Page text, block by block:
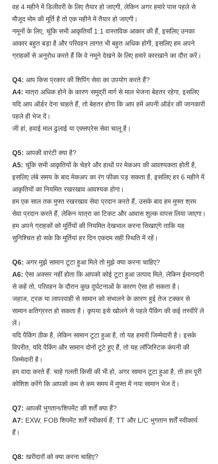
वह 4 महीने में डिलीवरी के लिए तैयार हो जाएगी, लेकिन अगर हमारे पास पहले से
मौजूद मोम की मूर्ति है तो एक महीने में तैयार हो जाएगी।
नमूनों के लिए, चूंकि सभी आकृतियाँ 1:1 वास्तविक आकार की हैं, इसलिए उनका
आकार बहुत बड़ा है और परिवहन लागत भी बहुत अधिक होगी, इसलिए हम अपने
ग्राहकों से अनुरोध करते हैं कि वे नमूने देखने के लिए हमारे कारखाने का दौरा करें।
Q4: आप किस प्रकार की शिपिंग सेवा का उपयोग करते हैं?
A4: मात्रा अधिक होने के कारण समुद्री मार्ग से माल भेजना बेहतर रहेगा, इसलिए
यदि आप ऑर्डर देना चाहते हैं, तो बेहतर होगा कि आप हमें अपनी ऑर्डर की जानकारी
पहले ही भेज दें।
जी हां, हवाई माल ढुलाई या एक्सप्रेस सेवा चालू है।
Q5: आपकी वारंटी क्या है?
A5: चूंकि सभी आकृतियों के चेहरे और हाथों पर मेकअप की आवश्यकता होती है,
इसलिए लंबे समय के बाद मेकअप का रंग फीका पड़ सकता है, इसलिए हर 6 महीने में
आकृतियों का नियमित रखरखाव आवश्यक होगा।
हम एक साल तक मुफ्त रखरखाव सेवा प्रदान करते हैं, उसके बाद हम मुफ्त श्रम
सेवा प्रदान करते हैं, लेकिन यात्रा का टिकट और आवास शुल्क वापस लिया जाएगा।
हम अपने ग्राहकों को मूर्तियों की नियमित देखभाल करना सिखाएंगे ताकि यह
सुनिश्चित हो सके कि मूर्तियां हर दिन एकदम सही स्थिति में रहें।
Q6: अगर मुझे सामान टूटा हुआ मिले तो मुझे क्या करना चाहिए?
A6: ऐसा अक्सर नहीं होता कि आपको कोई टूटा हुआ उत्पाद मिले, लेकिन ईमानदारी
से कहें तो, परिवहन के दौरान कुछ दुर्घटनाओं के कारण ऐसा हो सकता है।
जहाज, ट्रक या लापरवाही से सामान को संभालने के कारण हुई तेज टक्कर से
सामान क्षतिग्रस्त हो सकता है। कृपया इसे खोलने से पहले पैकिंग की कई तस्वीरें ले
लें।
यदि पैकिंग ठीक है, लेकिन सामान टूटा हुआ है, तो यह हमारी जिम्मेदारी है। इसके
विपरीत, यदि पैकिंग और सामान दोनों टूटे हुए हैं, तो यह लॉजिस्टिक कंपनी की
जिम्मेदारी है।
हम वादा करते हैं: चाहे गलती किसी की भी हो, अगर सामान टूटा हुआ है, तो हम पूरी
कोशिश करेंगे कि आपको कम से कम समय में मुफ्त में नया सामान भेज दें।
Q7: आपकी भुगतान/शिपमेंट की शर्तें क्या हैं?
A7: EXW, FOB शिपमेंट शर्तें स्वीकार्य हैं; TT और L/C भुगतान शर्तें स्वीकार्य
हैं।
Q8: खरीदारों को क्या करना चाहिए?